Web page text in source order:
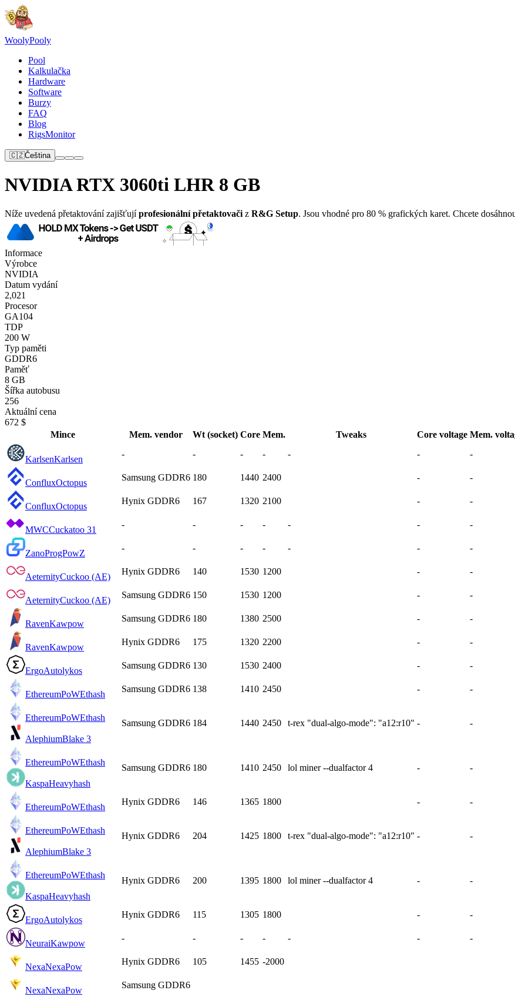
WoolyPooly
Pool
Kalkulačka
Hardware
Software
Burzy
FAQ
Blog
RigsMonitor
🇨🇿Čeština
NVIDIA RTX 3060ti LHR 8 GB
Níže uvedená přetaktování zajišťujíprofesionální přetaktovači z R&G Setup. Jsou vhodné pro 80 % grafických karet. Chcete
Informace
Výrobce
NVIDIA
Datum vydání
2,021
Procesor
GA104
TDP
200 W
Typ paměti
GDDR6
Paměť
8 GB
Šířka autobusu
256
Aktuální cena
672 $
Mince
Mem. vendor Wt (socket) Core Mem. Tweaks Core voltage Mem.
KarlsenKarlsen
- - - - - - -
ConfluxOctopus
Samsung GDDR6 180 1440 2400 - -
ConfluxOctopus
Hynix GDDR6 167 1320 2100 - -
MWCCuckatoo 31
- - - - - - -
ZanoProgPowZ
- - - - - - -
AeternityCuckoo (AE)
Hynix GDDR6 140 1530 1200 - -
AeternityCuckoo (AE)
Samsung GDDR6 150 1530 1200 - -
RavenKawpow
Samsung GDDR6 180 1380 2500 - -
RavenKawpow
Hynix GDDR6 175 1320 2200 - -
ErgoAutolykos
Samsung GDDR6 130 1530 2400 - -
EthereumPoWEthash
Samsung GDDR6 138 1410 2450 - -
EthereumPoWEthash
AlephiumBlake 3
Samsung GDDR6 184 1440 2450 t-rex "dual-algo-mode": "a12:r10" - -
EthereumPoWEthash
KaspaHeavyhash
Samsung GDDR6 180 1410 2450 lol miner --dualfactor 4 - -
EthereumPoWEthash
Hynix GDDR6 146 1365 1800 - -
EthereumPoWEthash
AlephiumBlake 3
Hynix GDDR6 204 1425 1800 t-rex "dual-algo-mode": "a12:r10" - -
EthereumPoWEthash
KaspaHeavyhash
Hynix GDDR6 200 1395 1800 lol miner --dualfactor 4 - -
ErgoAutolykos
Hynix GDDR6 115 1305 1800 - -
NeuraiKawpow
- - - - - - -
NexaNexaPow
Hynix GDDR6 105 1455 -2000
NexaNexaPow
Samsung GDDR6